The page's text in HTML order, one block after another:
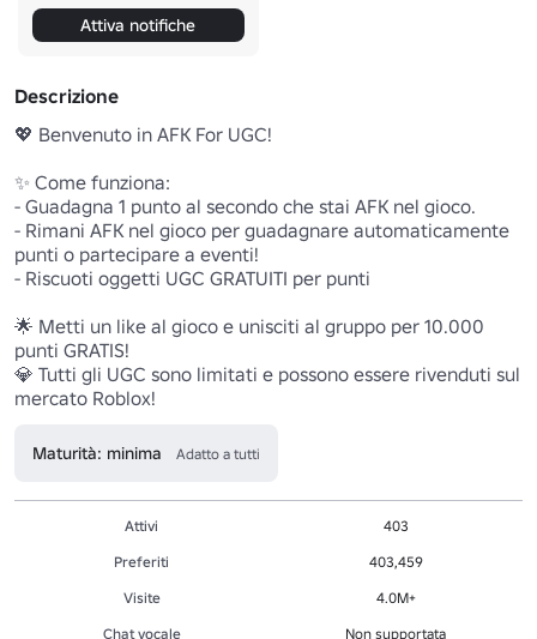
Attiva notifiche
Descrizione
💖 Benvenuto in AFK For UGC!
✨ Come funziona:
- Guadagna 1 punto al secondo che stai AFK nel gioco.
- Rimani AFK nel gioco per guadagnare automaticamente
punti o partecipare a eventi!
- Riscuoti oggetti UGC GRATUITI per punti
🌟 Metti un like al gioco e unisciti al gruppo per 10.000
punti GRATIS!
💎 Tutti gli UGC sono limitati e possono essere rivenduti sul
mercato Roblox!
Maturità: minima Adatto a tutti
Attivi
403
Preferiti
403,459
Visite
4.0M+
Chat vocale
Non supportata